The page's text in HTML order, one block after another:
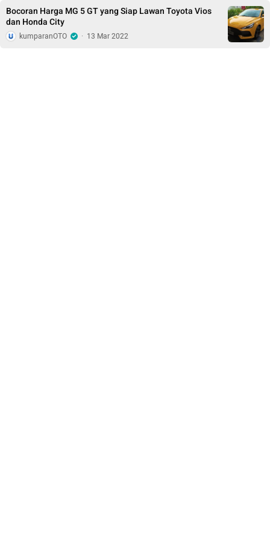
Bocoran Harga MG 5 GT yang Siap Lawan Toyota Vios
dan Honda City
kumparanOTO · 13 Mar 2022